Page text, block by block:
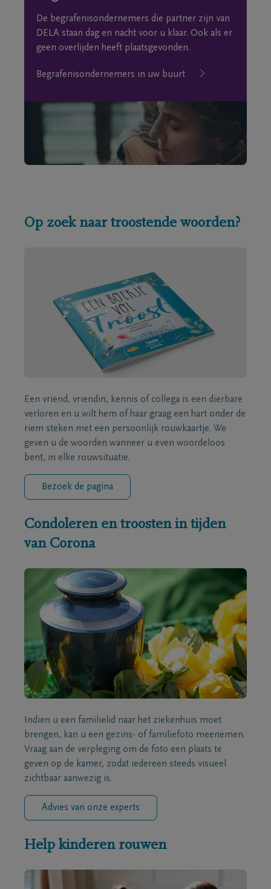
De begrafenisondernemers die partner zijn van
DELA staan dag en nacht voor u klaar. Ook als er
geen overlijden heeft plaatsgevonden.
Begrafenisondernemers in uw buurt
Op zoek naar troostende woorden?
Een vriend, vriendin, kennis of collega is een dierbare
verloren en u wilt hem of haar graag een hart onder de
riem steken met een persoonlijk rouwkaartje. We
geven u de woorden wanneer u even woordeloos
bent, in elke rouwsituatie.
Bezoek de pagina
Condoleren en troosten in tijden
van Corona
Indien u een familielid naar het ziekenhuis moet
brengen, kan u een gezins- of familiefoto meenemen.
Vraag aan de verpleging om de foto een plaats te
geven op de kamer, zodat iedereen steeds visueel
zichtbaar aanwezig is.
Advies van onze experts
Help kinderen rouwen